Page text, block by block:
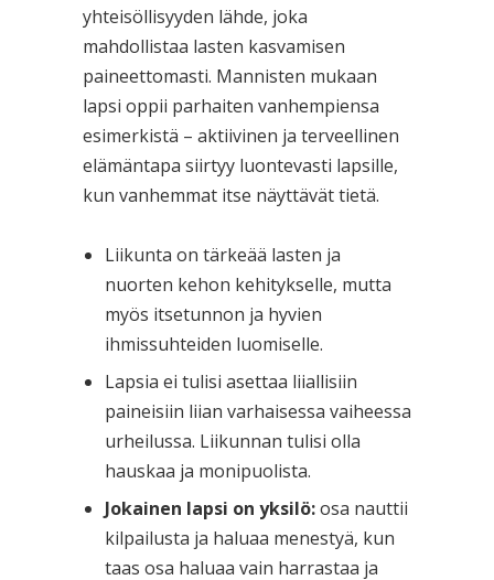
yhteisöllisyyden lähde, joka
mahdollistaa lasten kasvamisen
paineettomasti. Mannisten mukaan
lapsi oppii parhaiten vanhempiensa
esimerkistä – aktiivinen ja terveellinen
elämäntapa siirtyy luontevasti lapsille,
kun vanhemmat itse näyttävät tietä.
Liikunta on tärkeää lasten ja
nuorten kehon kehitykselle, mutta
myös itsetunnon ja hyvien
ihmissuhteiden luomiselle.
Lapsia ei tulisi asettaa liiallisiin
paineisiin liian varhaisessa vaiheessa
urheilussa. Liikunnan tulisi olla
hauskaa ja monipuolista.
Jokainen lapsi on yksilö:osa nauttii
kilpailusta ja haluaa menestyä, kun
taas osa haluaa vain harrastaa ja